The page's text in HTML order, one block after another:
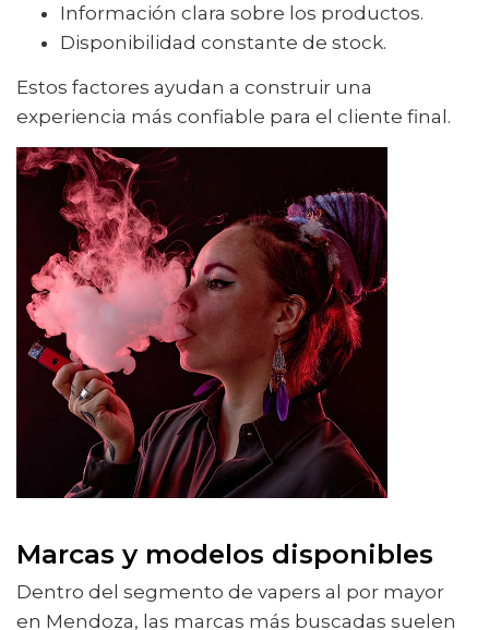
Información clara sobre los productos.
Disponibilidad constante de stock.
Estos factores ayudan a construir una
experiencia más confiable para el cliente final.
Marcas y modelos disponibles
Dentro del segmento de vapers al por mayor
en Mendoza, las marcas más buscadas suelen